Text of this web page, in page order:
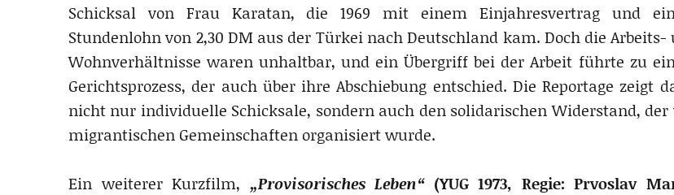
Schicksal von Frau Karatan, die 1969 mit einem Einjahresvertrag und
Stundenlohn von 2,30 DM aus der Türkei nach Deutschland kam. Doch die Arbeits-
Wohnverhältnisse waren unhaltbar, und ein Übergriff bei der Arbeit führte zu
Gerichtsprozess, der auch über ihre Abschiebung entschied. Die Reportage zeigt
nicht nur individuelle Schicksale, sondern auch den solidarischen Widerstand, der
migrantischen Gemeinschaften organisiert wurde.
Ein weiterer Kurzfilm, „Provisorisches Leben“(YUG 1973, Regie: Prvoslav